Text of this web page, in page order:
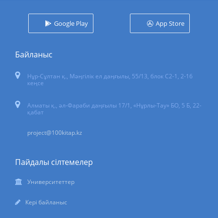
Google Play App Store
Байланыс
Нұр-Сұлтан қ., Мәңгілік ел даңғылы, 55/13, блок С2-1, 2-16
кеңсе
Алматы қ., әл-Фараби даңғылы 17/1, «Нұрлы-Тау» БО, 5 Б, 22-
қабат
project@100kitap.kz
Пайдалы сілтемелер
Университеттер
Кері байланыс